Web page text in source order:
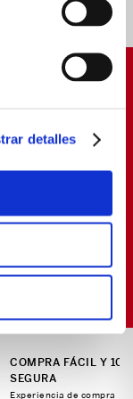
detalles
de
COMPRA FÁCIL Y
SEGURA
Experiencia de compra